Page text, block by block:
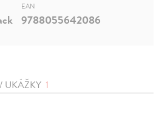
UKÁŽKY 1
EAN
9788055642086